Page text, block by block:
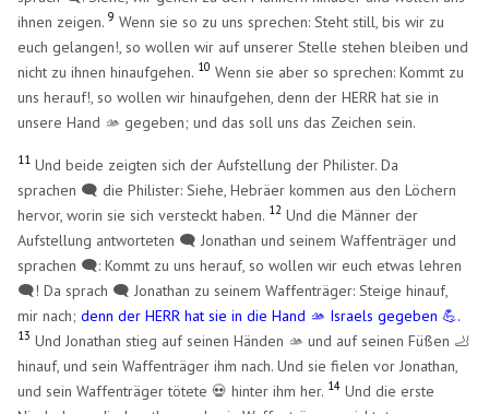
ihnen zeigen.9 Wenn sie so zu uns sprechen: Steht still, bis wir zu
euch gelangen!, so wollen wir auf unserer Stelle stehen bleiben und
nicht zu ihnen hinaufgehen. 10 Wenn sie aber so sprechen: Kommt zu
uns herauf!, so wollen wir hinaufgehen, denn der HERR hat sie in
unsere Hand 🫴 gegeben; und das soll uns das Zeichen sein.
11 Und beide zeigten sich der Aufstellung der Philister. Da
sprachen 🗨️ die Philister: Siehe, Hebräer kommen aus den Löchern
hervor, worin sie sich versteckt haben. 12 Und die Männer der
Aufstellung antworteten 🗨️ Jonathan und seinem Waffenträger und
sprachen 🗨️: Kommt zu uns herauf, so wollen wir euch etwas lehren
🗨️! Da sprach 🗨️ Jonathan zu seinem Waffenträger: Steige hinauf,
mir nach;denn der HERR hat sie in die Hand 🫴 Israels gegeben 💪.
13 Und Jonathan stieg auf seinen Händen 🫴 und auf seinen Füßen 🦶
hinauf, und sein Waffenträger ihm nach. Und sie fielen vor Jonathan,
und sein Waffenträger tötete 💀 hinter ihm her. 14 Und die erste